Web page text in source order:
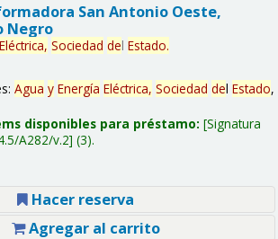
San Antonio Oeste,
Negro
Eléctrica, Sociedad del Estado.
Agua y Energía Eléctrica, Sociedad del Estado,
disponibles para préstamo: Signatura
A282/v.2 (3).
Hacer reserva
Agregar al carrito